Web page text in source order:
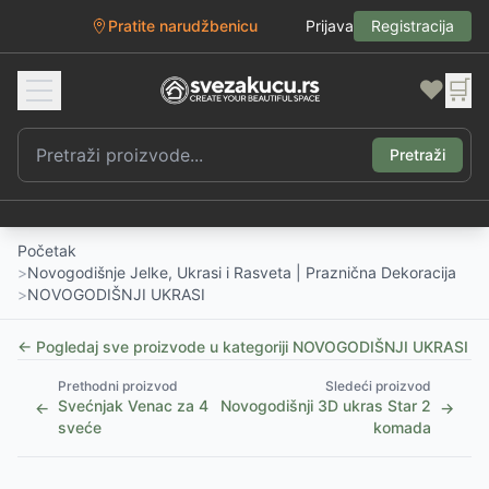
Pratite narudžbenicu Prijava Registracija
❤️ 🛒
Pretraži
Početak
>Novogodišnje Jelke, Ukrasi i Rasveta | Praznična Dekoracija
>NOVOGODIŠNJI UKRASI
← Pogledaj sve proizvode u kategoriji NOVOGODIŠNJI UKRASI
←
Prethodni proizvod
Svećnjak Venac za 4
sveće
Sledeći proizvod
Novogodišnji 3D ukras Star 2
komada
→